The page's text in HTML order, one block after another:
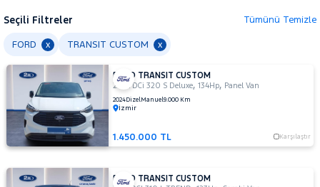
Tüm
Araçlar
AUDI
BMC
BMW
BYD
Seçili Filtreler Tümünü Temizle
FORD x TRANSIT CUSTOM x
FORD TRANSIT CUSTOM
2.0 TDCi 320 S Deluxe,134Hp, Panel Van
2024DizelManuel9.000 Km
İzmir
1.450.000 TL Karşılaştır
FORD TRANSIT CUSTOM